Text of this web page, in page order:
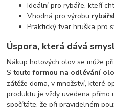
Ideální pro rybáře, kteří
Vhodná pro výrobu
Praktický tvar hruška pro
Úspora, která dává
Nákup hotových olov se může
S toutoformou na odlévání
zátěže doma, v množství, které
produktu je vždy uvedena přímo
spočítáte, že při pravidelném